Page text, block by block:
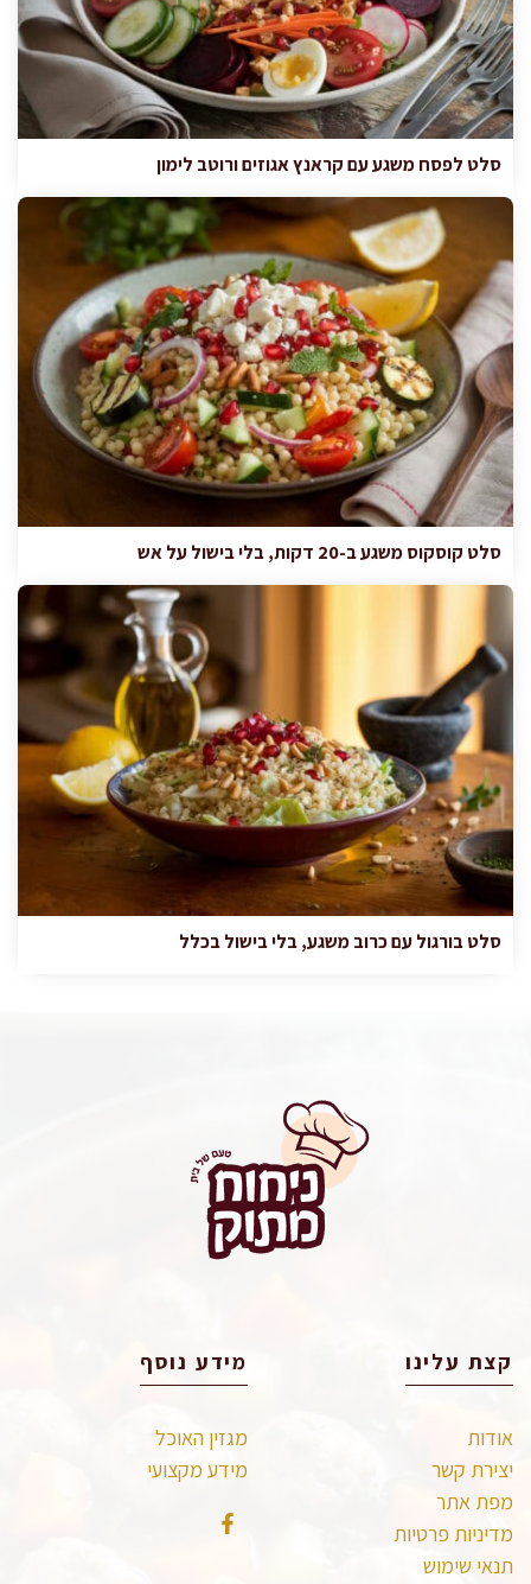
סלט לפסח משגע עם קראנץ אגוזים ורוטב לימון
סלט קוסקוס משגע ב-20 דקות, בלי בישול על אש
סלט בורגול עם כרוב משגע, בלי בישול בכלל
קצת עלינו
אודות
יצירת קשר
מפת אתר
מדיניות פרטיות
תנאי שימוש
מידע נוסף
מגזין האוכל
מידע מקצועי